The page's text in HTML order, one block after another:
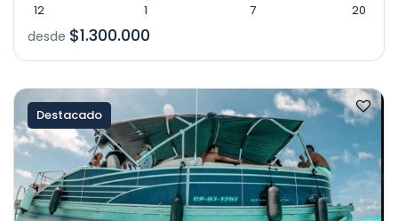
12 1 7 20
desde $1.300.000
Destacado